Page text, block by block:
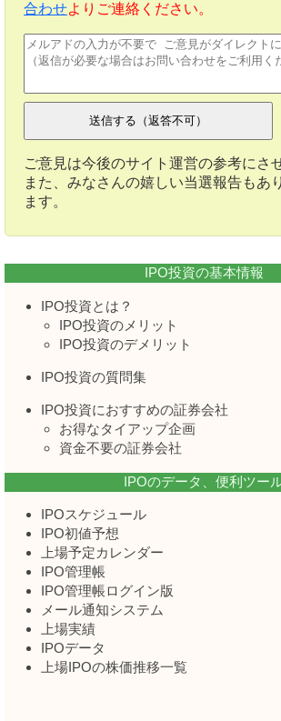
合わせよりご連絡ください。
ご意見は今後のサイト運営の参考にさ
また、みなさんの嬉しい当選報告もあ
ます。
IPO投資の基本情報
IPO投資とは？
IPO投資のメリット
IPO投資のデメリット
IPO投資の質問集
IPO投資におすすめの証券会社
お得なタイアップ企画
資金不要の証券会社
IPOのデータ、便利ツー
IPOスケジュール
IPO初値予想
上場予定カレンダー
IPO管理帳
IPO管理帳ログイン版
メール通知システム
上場実績
IPOデータ
上場IPOの株価推移一覧